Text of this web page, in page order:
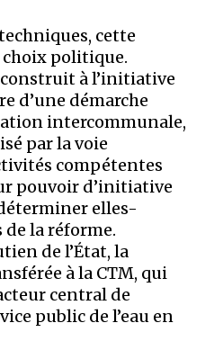
cette
politique.
à l’initiative
d’une démarche
intercommunale,
par la voie
compétentes
pouvoir d’initiative
elles-
la réforme.
de l’État, la
à la CTM, qui
central de
public de l’eau en